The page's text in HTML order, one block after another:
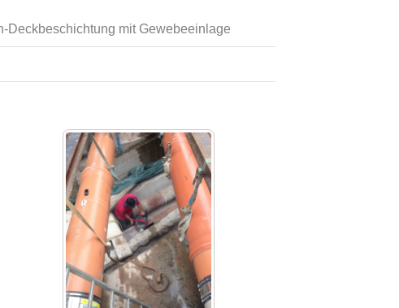
Deckbeschichtung mit Gewebeeinlage